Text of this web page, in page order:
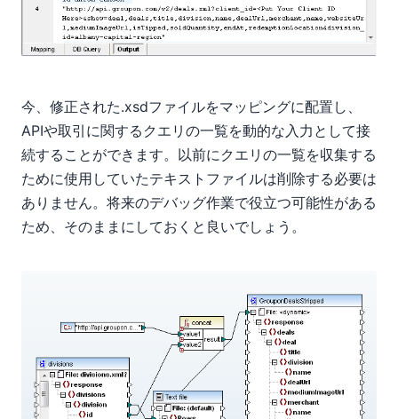
今、修正された.xsdファイルをマッピングに配置し、
APIや取引に関するクエリの一覧を動的な入力として接
続することができます。以前にクエリの一覧を収集する
ために使用していたテキストファイルは削除する必要は
ありません。将来のデバッグ作業で役立つ可能性がある
ため、そのままにしておくと良いでしょう。